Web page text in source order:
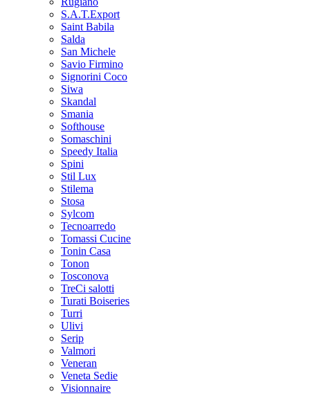
S.A.T.Export
Saint Babila
Salda
San Michele
Savio Firmino
Signorini Coco
Siwa
Skandal
Smania
Softhouse
Somaschini
Speedy Italia
Spini
Stil Lux
Stilema
Stosa
Sylcom
Tecnoarredo
Tomassi Cucine
Tonin Casa
Tonon
Tosconova
TreCi salotti
Turati Boiseries
Turri
Ulivi
Serip
Valmori
Veneran
Veneta Sedie
Visionnaire